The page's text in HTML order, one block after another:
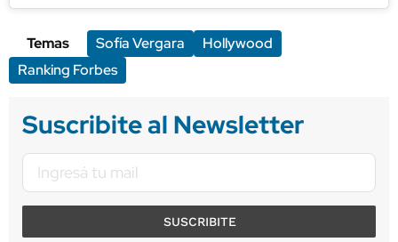
Temas Sofía Vergara
Hollywood
Ranking Forbes
Suscribite al Newsletter
SUSCRIBITE